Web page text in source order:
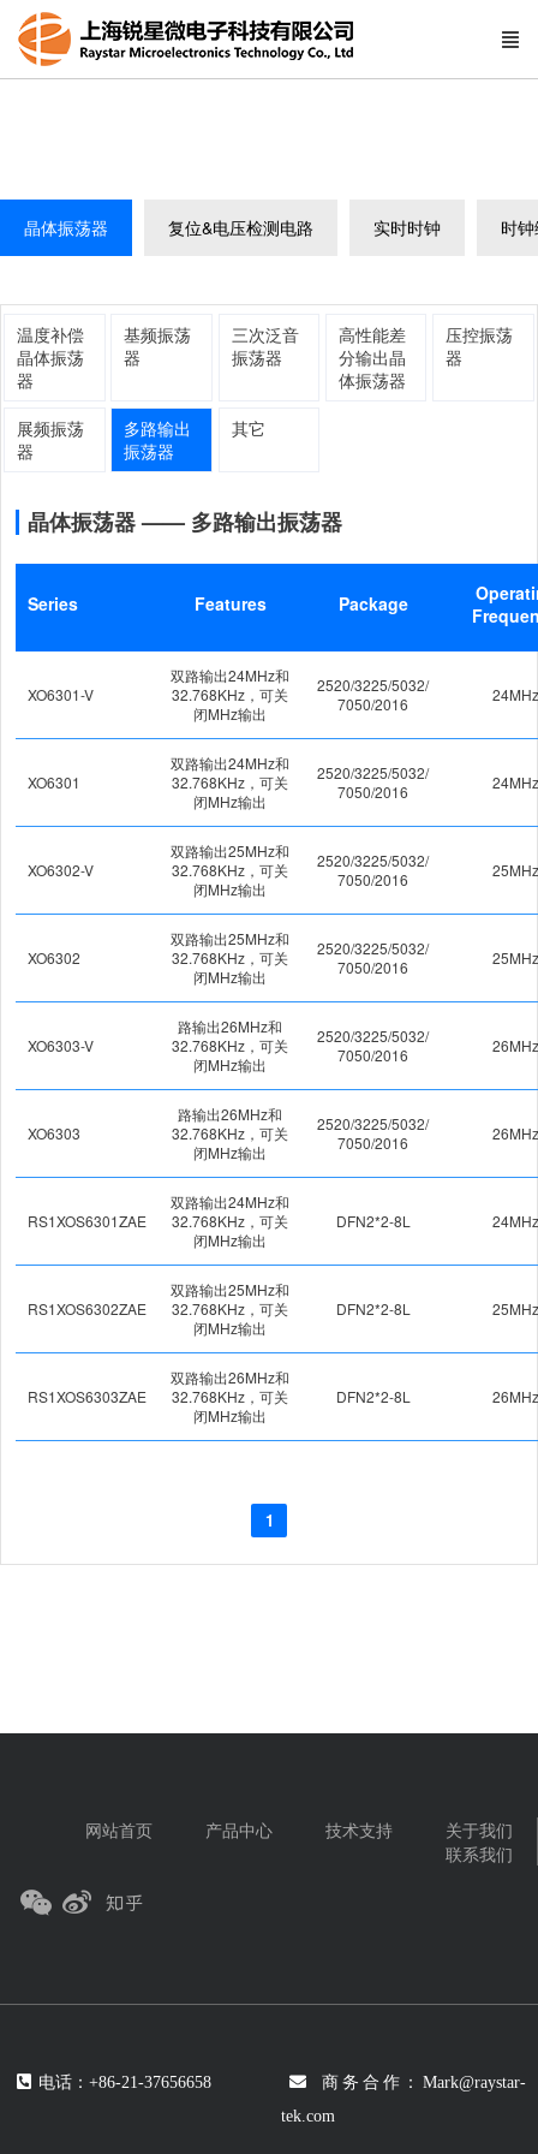
晶体振荡器 复位&电压检测电路 实时时钟 时
温度补偿
晶体振荡
器
基频振荡
器
三次泛音
振荡器
高性能差
分输出晶
体振荡器
压控振荡
器
展频振荡
器
多路输出
振荡器
其它
晶体振荡器 —— 多路输出振荡器
Series Features Package
XO6301-V
双路输出24MHz和
32.768KHz，可关
闭MHz输出
2520/3225/5032/
7050/2016
XO6301
双路输出24MHz和
32.768KHz，可关
闭MHz输出
2520/3225/5032/
7050/2016
XO6302-V
双路输出25MHz和
32.768KHz，可关
闭MHz输出
2520/3225/5032/
7050/2016
XO6302
双路输出25MHz和
32.768KHz，可关
闭MHz输出
2520/3225/5032/
7050/2016
XO6303-V
路输出26MHz和
32.768KHz，可关
闭MHz输出
2520/3225/5032/
7050/2016
XO6303
路输出26MHz和
32.768KHz，可关
闭MHz输出
2520/3225/5032/
7050/2016
RS1XOS6301ZAE
双路输出24MHz和
32.768KHz，可关
闭MHz输出
DFN2*2-8L
RS1XOS6302ZAE
双路输出25MHz和
32.768KHz，可关
闭MHz输出
DFN2*2-8L
RS1XOS6303ZAE
双路输出26MHz和
32.768KHz，可关
闭MHz输出
DFN2*2-8L
1
网站首页 产品中心 技术支持
关于我们
联系我们
电话：+86-21-37656658
商务合作：Mark@raystar-
tek.com